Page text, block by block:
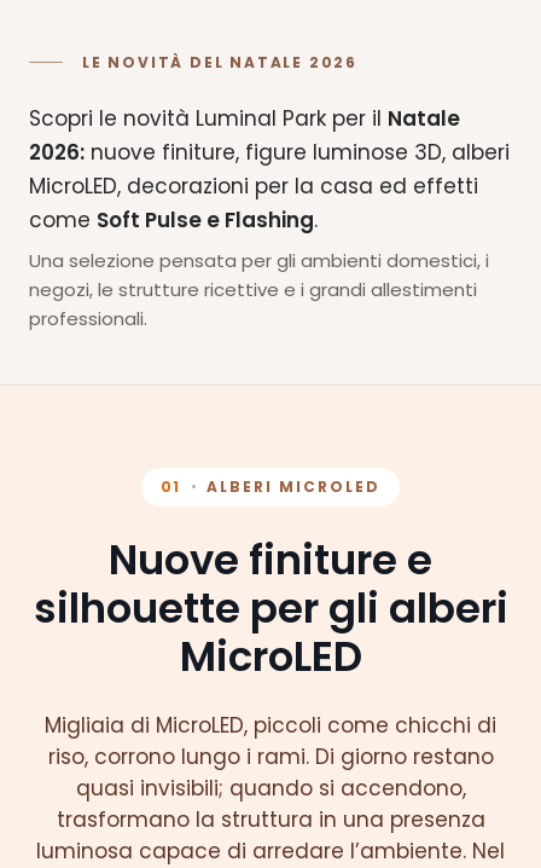
LE NOVITÀ DEL NATALE 2026
Scopri le novità Luminal Park per il Natale
2026: nuove finiture, figure luminose 3D, alberi
MicroLED, decorazioni per la casa ed effetti
come Soft Pulse e Flashing.
Una selezione pensata per gli ambienti domestici, i
negozi, le strutture ricettive e i grandi allestimenti
professionali.
01 • ALBERI MICROLED
Nuove finiture e
silhouette per gli alberi
MicroLED
Migliaia di MicroLED, piccoli come chicchi di
riso, corrono lungo i rami. Di giorno restano
quasi invisibili; quando si accendono,
trasformano la struttura in una presenza
luminosa capace di arredare l’ambiente. Nel